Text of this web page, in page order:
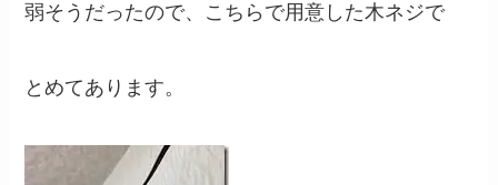
弱そうだったので、こちらで用意した木ネジで
とめてあります。